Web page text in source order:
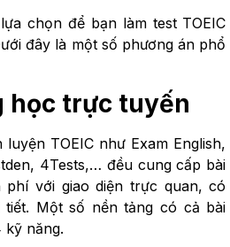
chọn để bạn làm test TOEIC
đây là một số phương án phổ
học trực tuyến
TOEIC như Exam English,
4Tests,… đều cung cấp bài
với giao diện trực quan, có
Một số nền tảng có cả bài
kỹ năng.